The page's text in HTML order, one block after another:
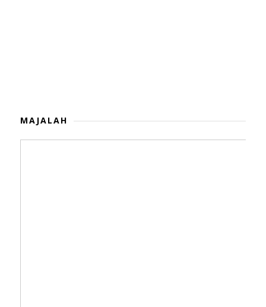
MAJALAH